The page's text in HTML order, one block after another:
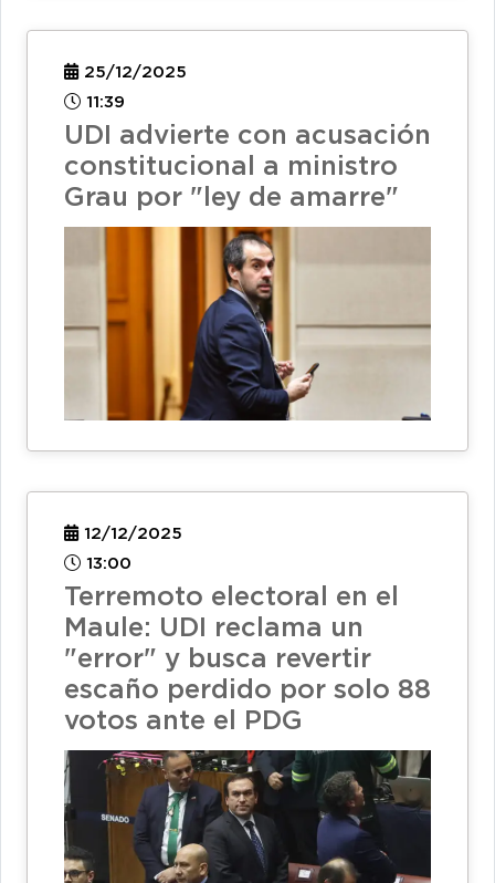
25/12/2025
11:39
UDI advierte con acusación
constitucional a ministro
Grau por "ley de amarre"
12/12/2025
13:00
Terremoto electoral en el
Maule: UDI reclama un
"error" y busca revertir
escaño perdido por solo 88
votos ante el PDG